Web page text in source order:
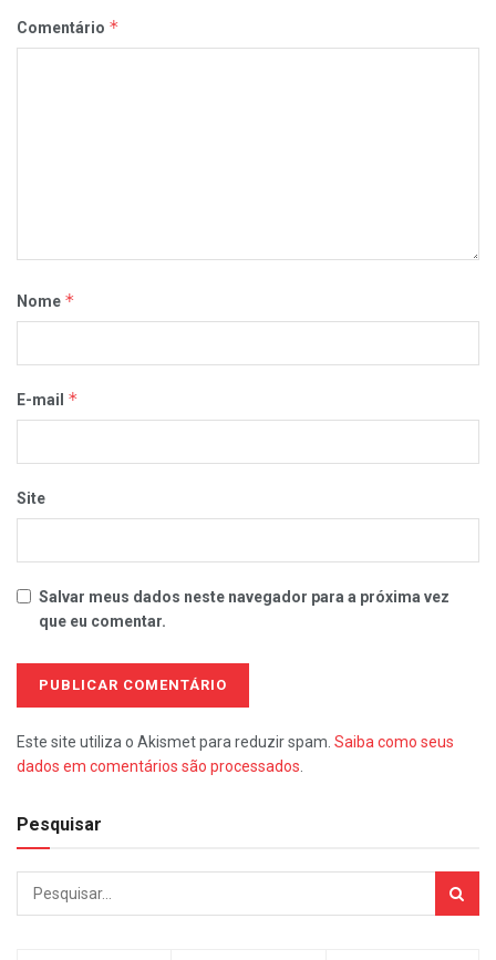
Comentário *
Nome *
E-mail *
Site
Salvar meus dados neste navegador para a próxima vez
que eu comentar.
Este site utiliza o Akismet para reduzir spam. Saiba como seus
dados em comentários são processados
Pesquisar